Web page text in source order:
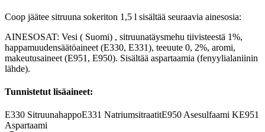
Coop jäätee sitruuna sokeriton 1,5 l sisältää seuraavia ainesosia:
AINESOSAT: Vesi ( Suomi) , sitruunatäysmehu tiivisteestä 1%,
happamuudensäätöaineet (E330, E331), teeuute 0, 2%, aromi,
makeutusaineet (E951, E950). Sisältää aspartaamia (fenyylialaniinin
lähde).
Tunnistetut lisäaineet:
E330 SitruunahappoE331 NatriumsitraatitE950 Asesulfaami KE951
Aspartaami